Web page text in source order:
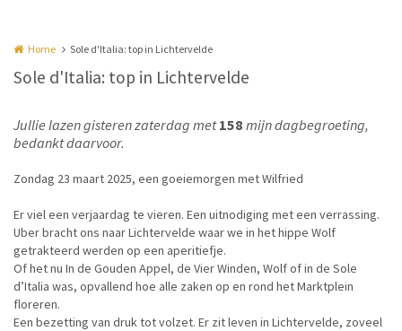
Home Sole d'Italia: top in Lichtervelde
Sole d'Italia: top in Lichtervelde
Jullie lazen gisteren zaterdag met158 mijn dagbegroeting,
bedankt daarvoor.
Zondag 23 maart 2025, een goeiemorgen met Wilfried
Er viel een verjaardag te vieren. Een uitnodiging met een verrassing.
Uber bracht ons naar Lichtervelde waar we in het hippe Wolf
getrakteerd werden op een aperitiefje.
Of het nu In de Gouden Appel, de Vier Winden, Wolf of in de Sole
d’Italia was, opvallend hoe alle zaken op en rond het Marktplein
floreren.
Een bezetting van druk tot volzet. Er zit leven in Lichtervelde, zoveel